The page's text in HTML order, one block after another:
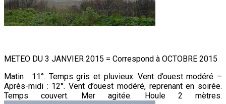
METEO DU 3 JANVIER 2015 = Correspond à OCTOBRE 2015
Matin : 11°. Temps gris et pluvieux. Vent d’ouest modéré –
Après-midi : 12°. Vent d’ouest modéré, reprenant en soirée.
Temps couvert. Mer agitée. Houle 2 mètres.